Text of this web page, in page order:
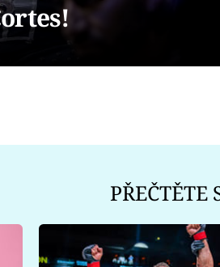
PŘEČTĚTE